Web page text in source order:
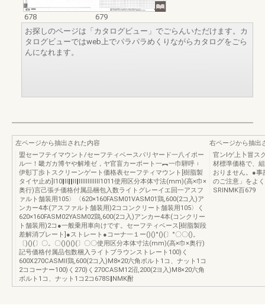
678
679
お探しのページは「カタログビュー」でごらんいただけます。カ
タログビューではweb上でパラパラめくりながらカタログをごら
んになれます。
左ページから抽出された内容
盟セーフテイマウント/セーフティベースパリヤード一八イポー
ル一！畿ガカ博ヤや解堆ゼ，ヤ官盲カーポート一︻一巾騨呼︲
伊彰丁歩トスクリーンゲート価格表セーフティマウント[樹脂製
タイヤ止め]l10‖ll‖‖ll‖llllllllllll1011使用区分本体寸法(mm)(高×巾×
奥行)言己張チ価格付属品梱包入数ライトグレーイエ回一アスフ
ァルト舗装用105〉〈620×160FASM01VASM01鶏,600(2コ入)ア
ンカー4本(アスファルト舗装用)2ココンクリート舗装用105〉く
620×160FASM02YASM02鶏,600(2コ入)アンカー4本(コンクリー
ト舗装用)2コ●一般乗用車向けです。セーフティベース[樹脂製段
差解消プレート]●ストレート●コーナ一１ー()()°()(〕°〇〇()。
〔)()(〕〇。〇()()()(〕〇〇使用区分本体寸法(mm)(高×巾×奥行)
記号価格付属品包数梱入ライトブラウンストレート100)く
600X270CASMll鶏,600(2コ入)M8×20六角ボルト1コ、ナット1コ
2ココーナー100)く270)く270CASM12沼,200(2ヨ入)M8×20六角
ボルト1コ、ナット1コ2コ678S‖NMK酎
右ページから抽出
官ンlゲ上卜冒ス
材標準価格で、
おりません。●事
のご注意」をよ
SRINMK百679